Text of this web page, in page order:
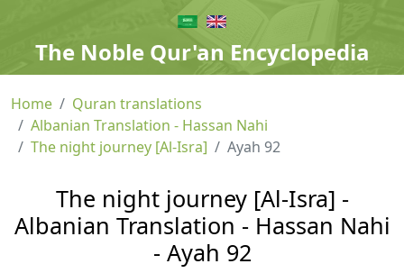
The Noble Qur'an Encyclopedia
Home
Quran translations
Albanian Translation - Hassan Nahi
The night journey [Al-Isra]
Ayah 92
The night journey [Al-Isra] -
Albanian Translation - Hassan Nahi
- Ayah 92